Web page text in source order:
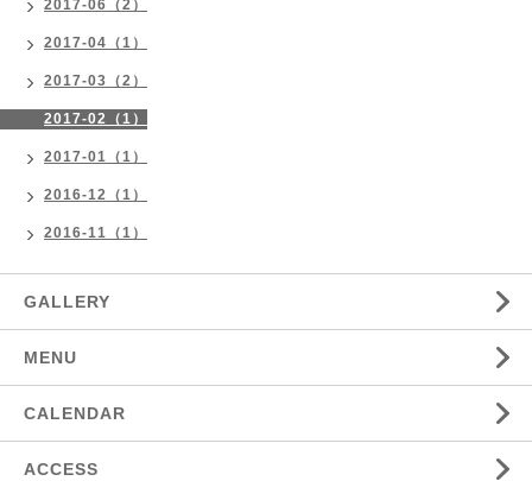
2017-06（2）
2017-04（1）
2017-03（2）
2017-02（1）
2017-01（1）
2016-12（1）
2016-11（1）
GALLERY
MENU
CALENDAR
ACCESS